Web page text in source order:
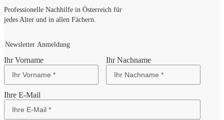
Professionelle Nachhilfe in Österreich für
jedes Alter und in allen Fächern.
Newsletter Anmeldung
Ihr Vorname Ihr Nachname
Ihre E-Mail